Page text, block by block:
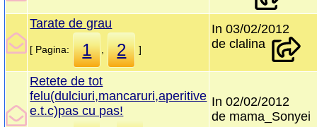
Tarate de grau
[ Pagina: 1 2 ]
In 03/02/2012
de clalina
Retete de tot
felu(dulciuri,mancaruri,aperitive
e.t.c)pas cu pas!
In 02/02/2012
de mama_Sonyei